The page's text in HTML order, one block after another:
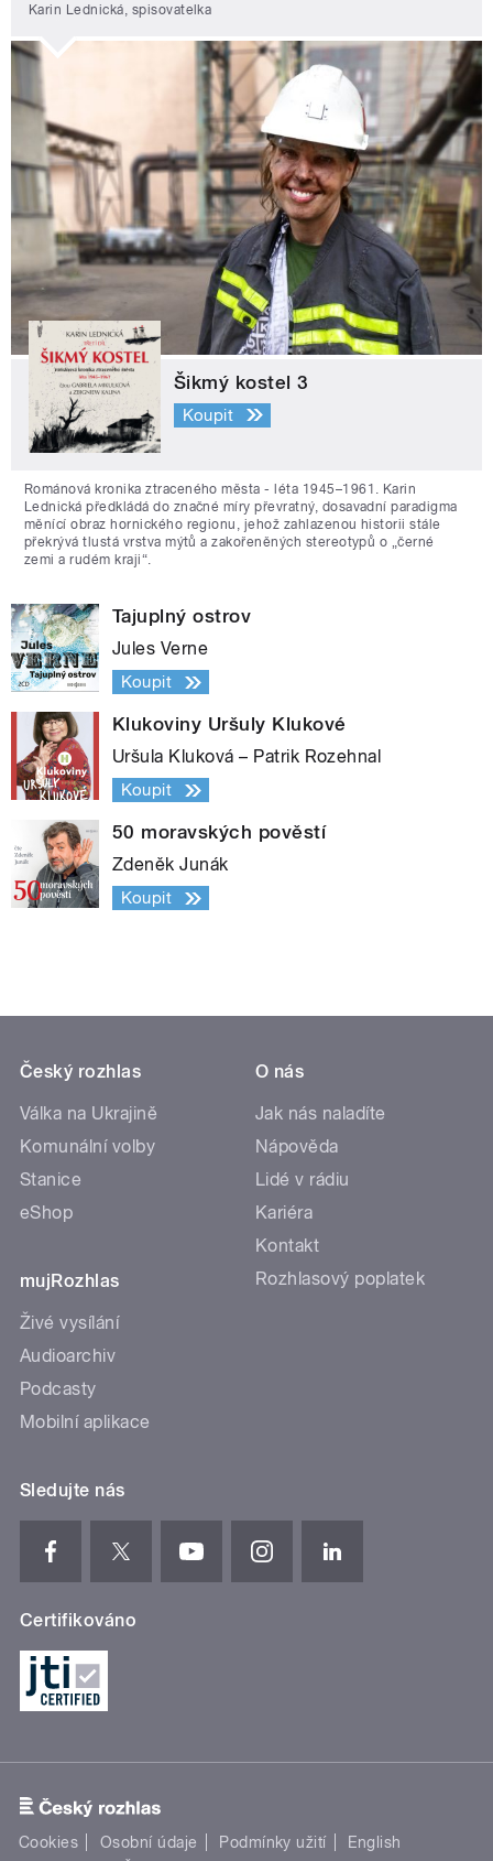
Karin Lednická, spisovatelka
Šikmý kostel 3
Koupit
Románová kronika ztraceného města - léta 1945–1961. Karin
Lednická předkládá do značné míry převratný, dosavadní paradigma
měnící obraz hornického regionu, jehož zahlazenou historii stále
překrývá tlustá vrstva mýtů a zakořeněných stereotypů o „černé
zemi a rudém kraji“.
Tajuplný ostrov
Jules Verne
Koupit
Klukoviny Uršuly Klukové
Uršula Kluková – Patrik Rozehnal
Koupit
50 moravských pověstí
Zdeněk Junák
Koupit
Český rozhlas
Válka na Ukrajině
Komunální volby
Stanice
eShop
mujRozhlas
Živé vysílání
Audioarchiv
Podcasty
Mobilní aplikace
O nás
Jak nás naladíte
Nápověda
Lidé v rádiu
Kariéra
Kontakt
Rozhlasový poplatek
Sledujte nás
Certifikováno
Cookies Osobní údaje Podmínky užití
English